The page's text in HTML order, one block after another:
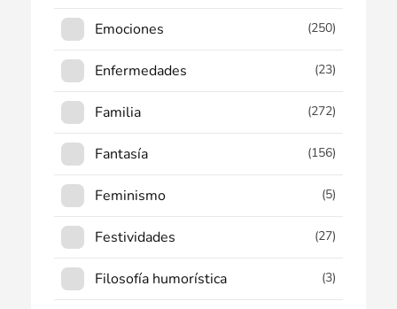
Emociones (250)
Enfermedades (23)
Familia (272)
Fantasía (156)
Feminismo (5)
Festividades (27)
Filosofía humorística (3)